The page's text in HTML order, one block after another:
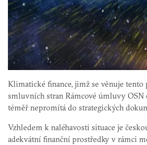
Klimatické finance, jimž se věnuje
smluvních stran Rámcové úmluvy OSN
téměř nepromítá do strategických
Vzhledem k naléhavosti situace je
adekvátní finanční prostředky v rámci